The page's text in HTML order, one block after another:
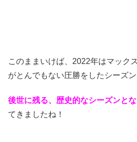
このままいけば、2022年はマック
がとんでもない圧勝をしたシーズン
後世に残る、 歴史的なシーズンと
てきましたね！